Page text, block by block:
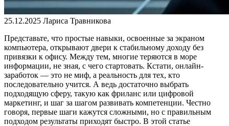
25.12.2025 Лариса Травникова
Представьте, что простые навыки, освоенные за экраном
компьютера, открывают двери к стабильному доходу без
привязки к офису. Между тем, многие теряются в море
информации, не зная, с чего стартовать. Кстати, онлайн-
заработок — это не миф, а реальность для тех, кто
последовательно учится. А ведь достаточно выбрать
подходящую сферу, такую как фриланс или цифровой
маркетинг, и шаг за шагом развивать компетенции. Честно
говоря, первые шаги кажутся сложными, но с правильным
подходом результаты приходят быстро. В этой статье